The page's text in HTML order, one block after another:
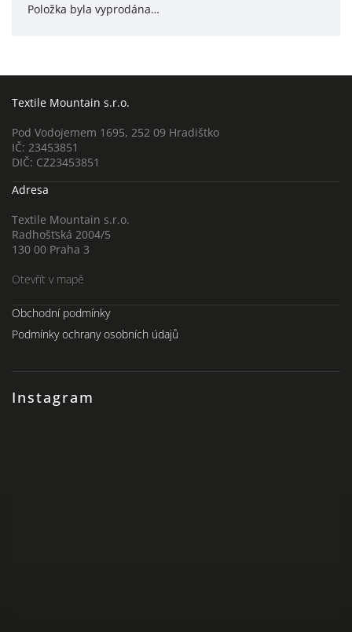
Položka byla vyprodána…
Textile Mountain s.r.o.
Pod Vodojemem 1695, 252 09 Hradištko
IČ: 23453851
DIČ: CZ23453851
Adresa
Textile Mountain s.r.o.
Radhošťská 2004/5
130 00 Praha 3
Otevřít v mapě
Instagram
Obchodní podmínky
Podmínky ochrany osobních údajů